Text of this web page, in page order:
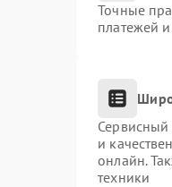
Точные
платежей
Сервисный
и
онлайн.
техники